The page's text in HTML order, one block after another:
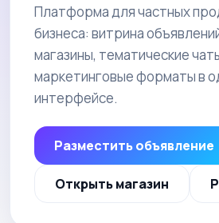
Платформа для частных
бизнеса: витрина
магазины, тематические
маркетинговые форматы в
интерфейсе.
Разместить объявление
Открыть магазин